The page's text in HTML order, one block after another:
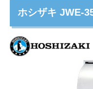
ホシザキ JWE-